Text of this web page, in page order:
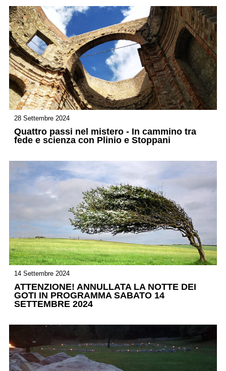
28 Settembre 2024
Quattro passi nel mistero - In cammino tra
fede e scienza con Plinio e Stoppani
14 Settembre 2024
ATTENZIONE! ANNULLATA LA NOTTE DEI
GOTI IN PROGRAMMA SABATO 14
SETTEMBRE 2024